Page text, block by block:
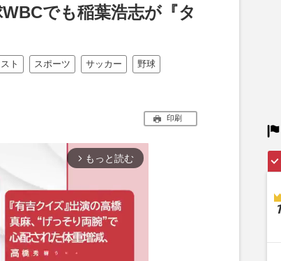
でも稲葉浩志が『タ
ト スポーツ サッカー 野球
印刷
arrow_forward_ios もっと読む